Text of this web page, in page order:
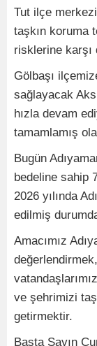
Tut ilçe
taşkın koruma
risklerine karşı
Gölbaşı
sağlayacak
hızla devam
tamamlamış
Bugün
bedeline sahip
2026 yılında
edilmiş
Amacımız
ve şehrimizi
getirmektir.
Başta Sayın